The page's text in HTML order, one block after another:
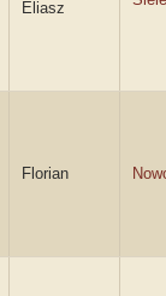
Eliasz
Florian